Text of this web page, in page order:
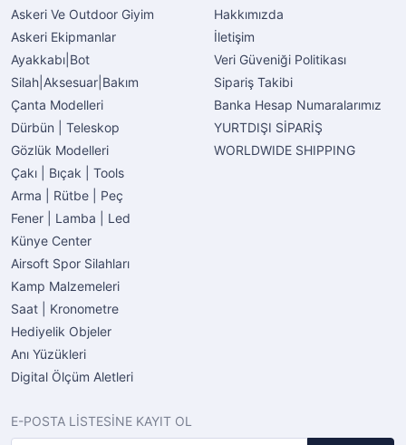
Askeri Ve Outdoor Giyim
Askeri Ekipmanlar
Ayakkabı|Bot
Silah|Aksesuar|Bakım
Çanta Modelleri
Dürbün | Teleskop
Gözlük Modelleri
Çakı | Bıçak | Tools
Arma | Rütbe | Peç
Fener | Lamba | Led
Künye Center
Airsoft Spor Silahları
Kamp Malzemeleri
Saat | Kronometre
Hediyelik Objeler
Anı Yüzükleri
Digital Ölçüm Aletleri
Hakkımızda
İletişim
Veri Güveniği Politikası
Sipariş Takibi
Banka Hesap Numaralarımız
YURTDIŞI SİPARİŞ
WORLDWIDE SHIPPING
E-POSTA LİSTESİNE KAYIT OL